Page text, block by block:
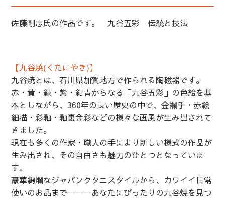
佐藤剛志氏の作品です。 九谷五彩 伝統と技法
【九谷焼(くたにやき)】
九谷焼とは、石川県加賀地方で作られる陶磁器です。
赤・黄・緑・紫・紺青からなる「九谷五彩」の色絵を基
本としながら、360年の長い歴史の中で、金襴手・赤絵
細描・彩釉・釉裏金彩などの様々な画風が生み出されて
きました。
現在も多くの作家・職人の手により新しい様式の作品が
生み出され、その自由さも魅力のひとつとなっていま
す。
豪華絢爛なジャパンクタニスタイルから、カワイイ日常
使いのお品までーーーあなたにぴったりの九谷焼を見つ